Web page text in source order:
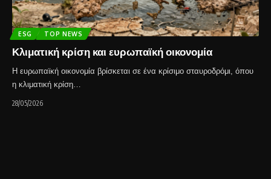
ESG TOP NEWS
Κλιματική κρίση και ευρωπαϊκή οικονομία
Η ευρωπαϊκή οικονομία βρίσκεται σε ένα κρίσιμο σταυροδρόμι, όπου
η κλιματική κρίση…
28/05/2026